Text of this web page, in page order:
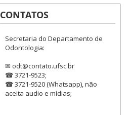
CONTATOS
Secretaria do Departamento de
Odontologia:
✉ odt@contato.ufsc.br
☎ 3721-9523;
☎ 3721-9520 (Whatsapp), não
aceita audio e mídias;